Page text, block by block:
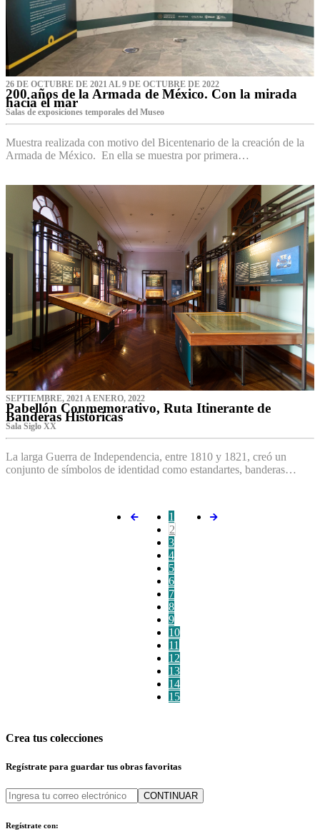
26 DE OCTUBRE DE 2021 AL 9 DE OCTUBRE DE 2022
200 años de la Armada de México. Con la mirada
hacia el mar
Salas de exposiciones temporales del Museo‌
Muestra realizada con motivo del Bicentenario de la creación de la
Armada de México. En ella se muestra por primera…
SEPTIEMBRE, 2021 A ENERO, 2022
Pabellón Conmemorativo, Ruta Itinerante de
Banderas Históricas
Sala Siglo XX
La larga Guerra de Independencia, entre 1810 y 1821, creó un
conjunto de símbolos de identidad como estandartes, banderas…
1
2
3
4
5
6
7
8
9
10
11
12
13
14
15
Crea tus colecciones
Regístrate para guardar tus obras favoritas
CONTINUAR
Regístrate con: